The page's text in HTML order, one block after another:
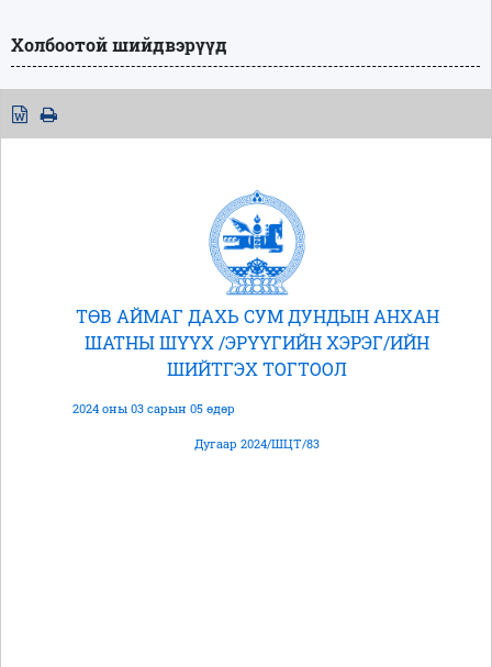
Холбоотой шийдвэрүүд
ТӨВ АЙМАГ ДАХЬ СУМ ДУНДЫН АНХАН
ШАТНЫ ШҮҮХ /ЭРҮҮГИЙН ХЭРЭГ/ИЙН
ШИЙТГЭХ ТОГТООЛ
2024 оны 03 сарын 05 өдөр
Дугаар 2024/ШЦТ/83